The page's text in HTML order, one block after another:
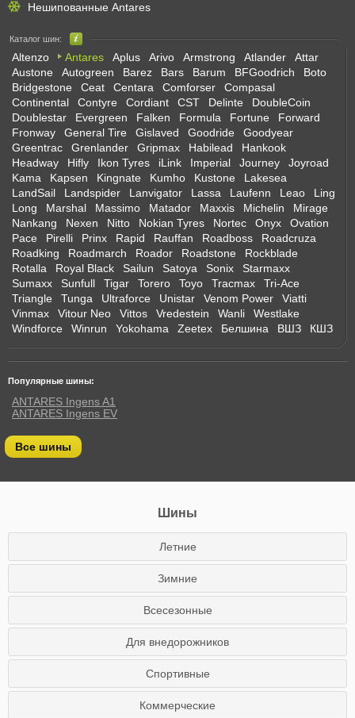
Нешипованные Antares
Каталог шин:
Altenzo Antares Aplus Arivo Armstrong Atlander
Attar
Austone
Autogreen Barez Bars Barum BFGoodrich
Boto
Bridgestone
Ceat Centara Comforser
Compasal
Continental
Contyre Cordiant CST Delinte
DoubleCoin
Doublestar
Evergreen Falken Formula Fortune
Forward
Fronway
General Tire Gislaved Goodride
Goodyear
Greentrac
Grenlander Gripmax Habilead
Hankook
Headway
Hifly Ikon Tyres iLink Imperial Journey
Joyroad
Kama
Kapsen Kingnate Kumho Kustone
Lakesea
LandSail
Landspider Lanvigator Lassa Laufenn Leao
Ling
Long
Marshal Massimo Matador Maxxis Michelin
Mirage
Nankang
Nexen Nitto Nokian Tyres Nortec Onyx
Ovation
Pace
Pirelli Prinx Rapid Rauffan Roadboss
Roadcruza
Roadking
Roadmarch Roador Roadstone
Rockblade
Rotalla
Royal Black Sailun Satoya Sonix
Starmaxx
Sumaxx
Sunfull Tigar Torero Toyo Tracmax
Tri-Ace
Triangle
Tunga Ultraforce Unistar Venom Power
Viatti
Vinmax
Vitour Neo Vittos Vredestein Wanli
Westlake
Windforce
Winrun Yokohama Zeetex Белшина ВШЗ КШЗ
Популярные шины:
ANTARES Ingens A1
ANTARES Ingens EV
Все шины
Шины
Летние
Зимние
Всесезонные
Для внедорожников
Спортивные
Коммерческие